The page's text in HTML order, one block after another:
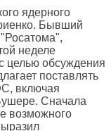
ядерного
Бывший
неделе
целью обсуждения
поставлять
включая
Сначала
возможного